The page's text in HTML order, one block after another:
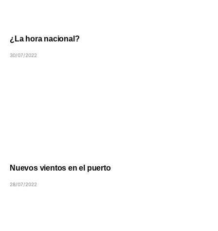
¿La hora nacional?
30/07/2022
Nuevos vientos en el puerto
28/07/2022